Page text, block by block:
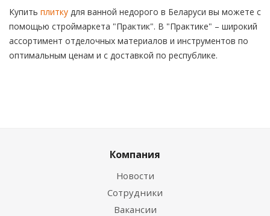
Купить плитку для ванной недорого в Беларуси вы можете с
помощью строймаркета "Практик". В "Практике" – широкий
ассортимент отделочных материалов и инструментов по
оптимальным ценам и с доставкой по республике.
Компания
Новости
Сотрудники
Вакансии